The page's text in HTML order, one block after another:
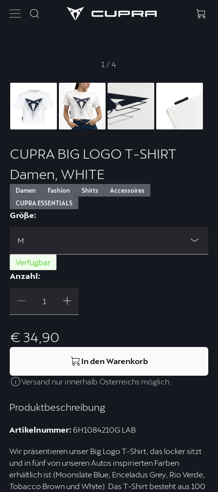
1 /4
Produktbeschreibung
Artikelnummer: 6H1084210G LAB
Wir präsentieren unser Big Logo T-Shirt, das locker sitzt
und in fünf von unseren Autos inspirierten Farben
erhältlich ist (Moonslate Blue, Enceladus Grey, Rio Verde,
Tobacco Brown und White). Das T-Shirt besteht aus 100
CUPRA BIG LOGO T-SHIRT
Damen, WHITE
Damen Fashion Shirts
Accessoires
CUPRA ESSENTIALS
Größe:
M
Verfügbar
Anzahl:
€ 34,90
In den Warenkorb
Versand nur innerhalb Österreichs möglich.